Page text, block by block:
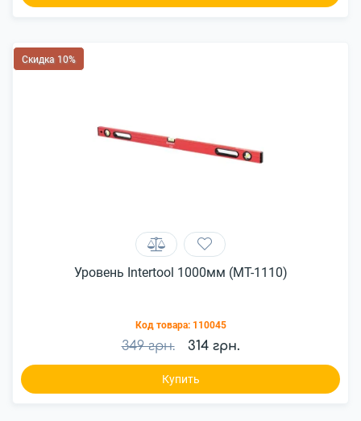
Скидка 10%
Уровень Intertool 1000мм (MT-1110)
Код товара: 110045
349 грн. 314 грн.
Купить